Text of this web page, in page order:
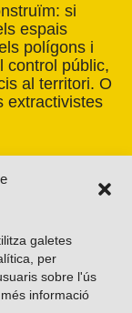
galetes
per
sobre l'ús
informació
si
espais
polígons i
control públic,
al territori. O
extractivistes